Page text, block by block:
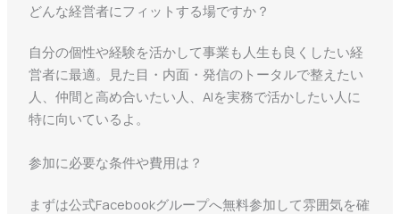
どんな経営者にフィットする場ですか？
自分の個性や経験を活かして事業も人生も良くしたい経
営者に最適。見た目・内面・発信のトータルで整えたい
人、仲間と高め合いたい人、AIを実務で活かしたい人に
特に向いているよ。
参加に必要な条件や費用は？
まずは公式Facebookグループへ無料参加して雰囲気を確